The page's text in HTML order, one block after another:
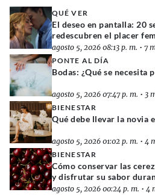
QUÉ VER
El deseo en pantalla: 20
redescubren el placer
agosto 5, 2026 08:13 p. m. • 7
PONTE AL DÍA
Bodas: ¿Qué se necesita
agosto 5, 2026 07:47 p. m. • 3
BIENESTAR
Qué debe llevar la novia
agosto 5, 2026 01:02 p. m. • 4
BIENESTAR
Cómo conservar las
y disfrutar su sabor
agosto 5, 2026 00:24 p. m. • 4